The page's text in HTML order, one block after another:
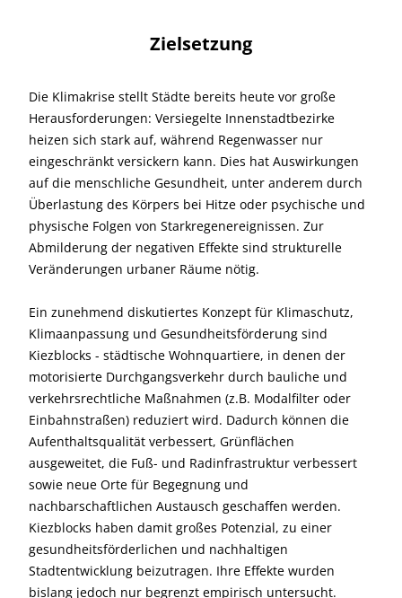
Zielsetzung
Die Klimakrise stellt Städte bereits heute vor große
Herausforderungen: Versiegelte Innenstadtbezirke
heizen sich stark auf, während Regenwasser nur
eingeschränkt versickern kann. Dies hat Auswirkungen
auf die menschliche Gesundheit, unter anderem durch
Überlastung des Körpers bei Hitze oder psychische und
physische Folgen von Starkregenereignissen. Zur
Abmilderung der negativen Effekte sind strukturelle
Veränderungen urbaner Räume nötig.
Ein zunehmend diskutiertes Konzept für Klimaschutz,
Klimaanpassung und Gesundheitsförderung sind
Kiezblocks - städtische Wohnquartiere, in denen der
motorisierte Durchgangsverkehr durch bauliche und
verkehrsrechtliche Maßnahmen (z.B. Modalfilter oder
Einbahnstraßen) reduziert wird. Dadurch können die
Aufenthaltsqualität verbessert, Grünflächen
ausgeweitet, die Fuß- und Radinfrastruktur verbessert
sowie neue Orte für Begegnung und
nachbarschaftlichen Austausch geschaffen werden.
Kiezblocks haben damit großes Potenzial, zu einer
gesundheitsförderlichen und nachhaltigen
Stadtentwicklung beizutragen. Ihre Effekte wurden
bislang jedoch nur begrenzt empirisch untersucht.